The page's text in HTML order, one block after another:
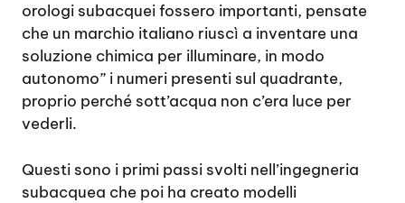
orologi subacquei fossero importanti, pensate
che un marchio italiano riuscì a inventare una
soluzione chimica per illuminare, in modo
autonomo” i numeri presenti sul quadrante,
proprio perché sott’acqua non c’era luce per
vederli.
Questi sono i primi passi svolti nell’ingegneria
subacquea che poi ha creato modelli